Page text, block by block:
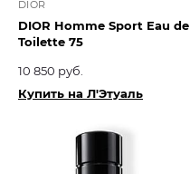
DIOR
DIOR Homme Sport Eau de
Toilette 75
10 850 руб.
Купить на Л'Этуаль